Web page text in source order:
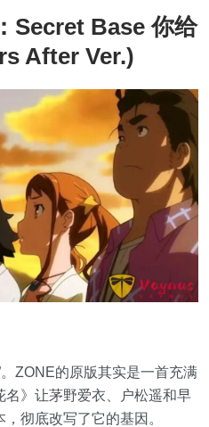
Secret Base 你给
After Ver.)
ZONE的原版其实是一首充满
》让茅野爱衣、户松遥和早
彻底改写了它的基因。